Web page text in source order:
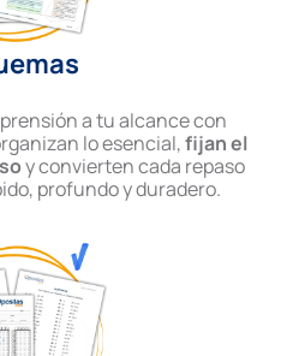
a tu alcance con
lo esencial,fijan el
y convierten cada repaso
profundo y duradero.